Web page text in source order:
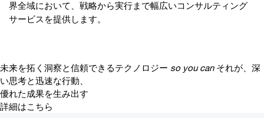
界全域において、戦略から実行まで幅広いコンサルティング
サービスを提供します。
未来を拓く洞察と信頼できるテクノロジー so you can それが、深
い思考と迅速な行動、
優れた成果を生み出す
詳細はこちら